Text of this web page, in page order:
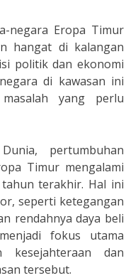
negara Eropa Timur
hangat di kalangan
politik dan ekonomi
di kawasan ini
yang perlu
pertumbuhan
Timur mengalami
terakhir. Hal ini
seperti ketegangan
rendahnya daya beli
fokus utama
kesejahteraan dan
tersebut.